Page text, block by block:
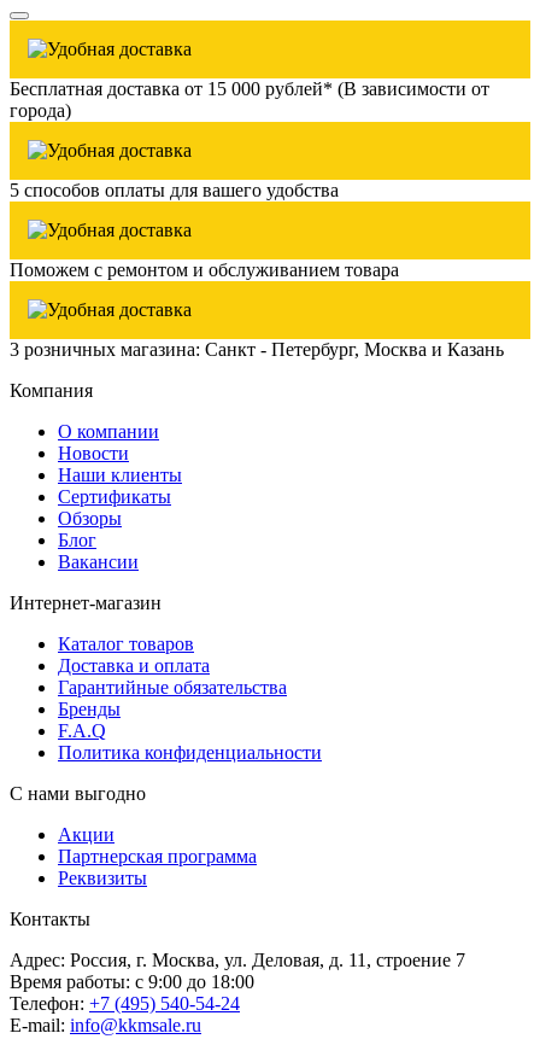
Бесплатная доставка от 15 000 рублей* (В зависимости от
города)
5 способов оплаты для вашего удобства
Поможем с ремонтом и обслуживанием товара
3 розничных магазина: Санкт - Петербург, Москва и Казань
Компания
О компании
Новости
Наши клиенты
Сертификаты
Обзоры
Блог
Вакансии
Интернет-магазин
Каталог товаров
Доставка и оплата
Гарантийные обязательства
Бренды
F.A.Q
Политика конфиденциальности
С нами выгодно
Акции
Партнерская программа
Реквизиты
Контакты
Адрес: Россия, г. Москва, ул. Деловая, д. 11, строение 7
Время работы: с 9:00 до 18:00
Телефон: +7 (495) 540-54-24
E-mail: info@kkmsale.ru